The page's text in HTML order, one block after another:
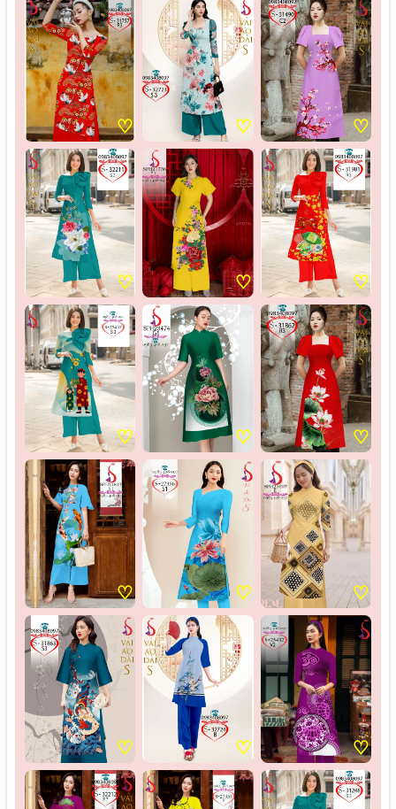
♡ ♡ ♡
♡ ♡ ♡
♡ ♡ ♡
♡ ♡ ♡
♡ ♡ ♡